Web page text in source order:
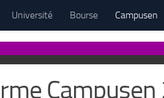
Université Bourse Campusen